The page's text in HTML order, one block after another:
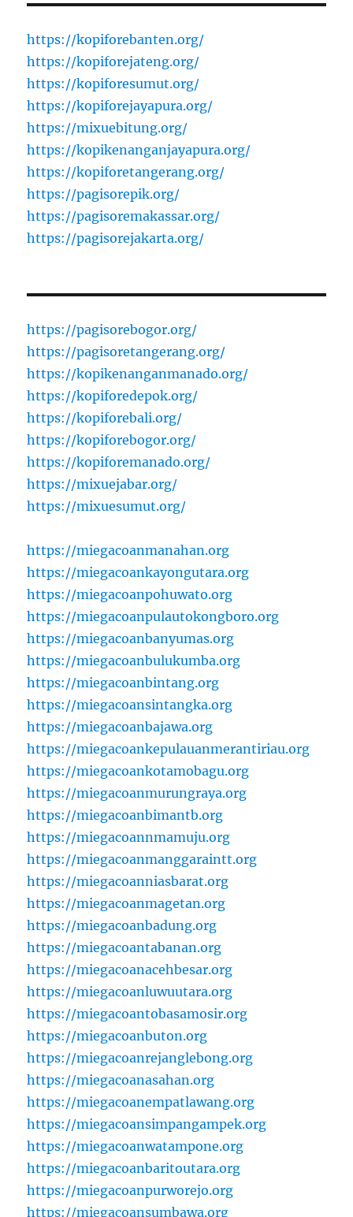
https://kopiforebanten.org/
https://kopiforejateng.org/
https://kopiforesumut.org/
https://kopiforejayapura.org/
https://mixuebitung.org/
https://kopikenanganjayapura.org/
https://kopiforetangerang.org/
https://pagisorepik.org/
https://pagisoremakassar.org/
https://pagisorejakarta.org/
https://pagisorebogor.org/
https://pagisoretangerang.org/
https://kopikenanganmanado.org/
https://kopiforedepok.org/
https://kopiforebali.org/
https://kopiforebogor.org/
https://kopiforemanado.org/
https://mixuejabar.org/
https://mixuesumut.org/
https://miegacoanmanahan.org
https://miegacoankayongutara.org
https://miegacoanpohuwato.org
https://miegacoanpulautokongboro.org
https://miegacoanbanyumas.org
https://miegacoanbulukumba.org
https://miegacoanbintang.org
https://miegacoansintangka.org
https://miegacoanbajawa.org
https://miegacoankepulauanmerantiriau.org
https://miegacoankotamobagu.org
https://miegacoanmurungraya.org
https://miegacoanbimantb.org
https://miegacoannmamuju.org
https://miegacoanmanggaraintt.org
https://miegacoanniasbarat.org
https://miegacoanmagetan.org
https://miegacoanbadung.org
https://miegacoantabanan.org
https://miegacoanacehbesar.org
https://miegacoanluwuutara.org
https://miegacoantobasamosir.org
https://miegacoanbuton.org
https://miegacoanrejanglebong.org
https://miegacoanasahan.org
https://miegacoanempatlawang.org
https://miegacoansimpangampek.org
https://miegacoanwatampone.org
https://miegacoanbaritoutara.org
https://miegacoanpurworejo.org
https://miegacoansumbawa.org